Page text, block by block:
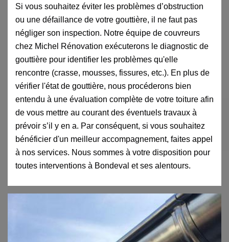
Si vous souhaitez éviter les problèmes d’obstruction
ou une défaillance de votre gouttière, il ne faut pas
négliger son inspection. Notre équipe de couvreurs
chez Michel Rénovation exécuterons le diagnostic de
gouttière pour identifier les problèmes qu'elle
rencontre (crasse, mousses, fissures, etc.). En plus de
vérifier l'état de gouttière, nous procéderons bien
entendu à une évaluation complète de votre toiture afin
de vous mettre au courant des éventuels travaux à
prévoir s’il y en a. Par conséquent, si vous souhaitez
bénéficier d'un meilleur accompagnement, faites appel
à nos services. Nous sommes à votre disposition pour
toutes interventions à Bondeval et ses alentours.